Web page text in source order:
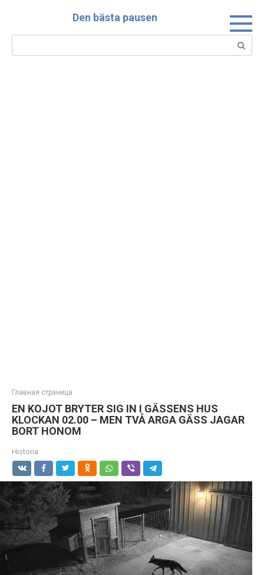
Den bästa pausen
Search:
Главная страница
EN KOJOT BRYTER SIG IN I GÄSSENS HUS
KLOCKAN 02.00 – MEN TVÅ ARGA GÄSS JAGAR
BORT HONOM
Historia